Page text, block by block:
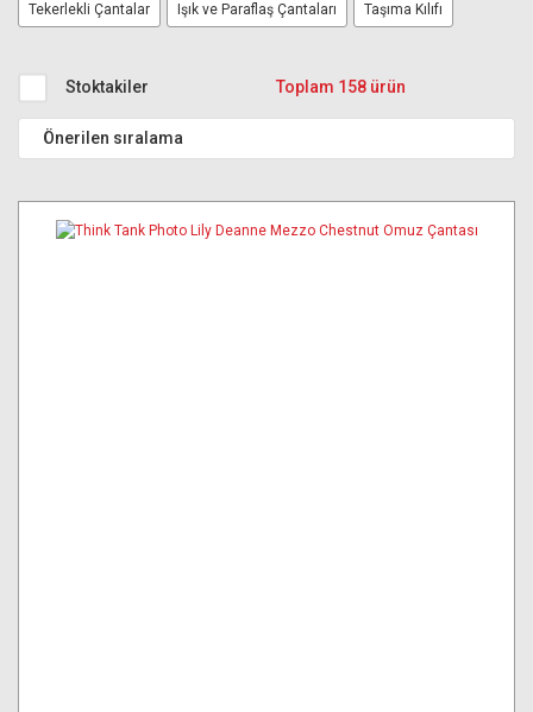
Tekerlekli Çantalar Işık ve Paraflaş Çantaları Taşıma Kılıfı
Stoktakiler Toplam 158 ürün